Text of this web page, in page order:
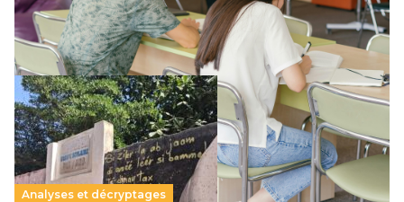
qui relègue l’acte pédagogique au superfétatoire, voire à…
Lire la suite →
Analyses et décryptages